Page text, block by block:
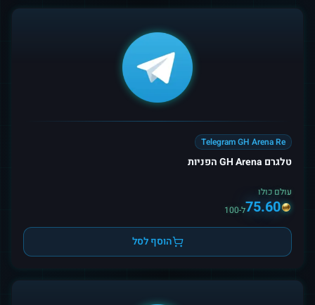
Telegram GH Arena Re
טלגרם GH Arena הפניות
עולם כולו
75.60ל-100
הוסף לסל